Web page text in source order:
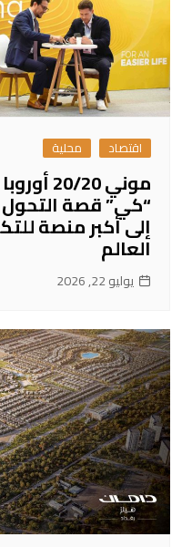
اقتصاد محلية
“كي” قصة
إلى أكبر منصة
العالم
يوليو 22, 2026